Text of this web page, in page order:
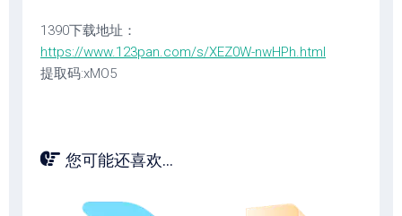
1390下载地址：
https://www.123pan.com/s/XEZ0W-nwHPh.html
提取码:xMO5
您可能还喜欢...